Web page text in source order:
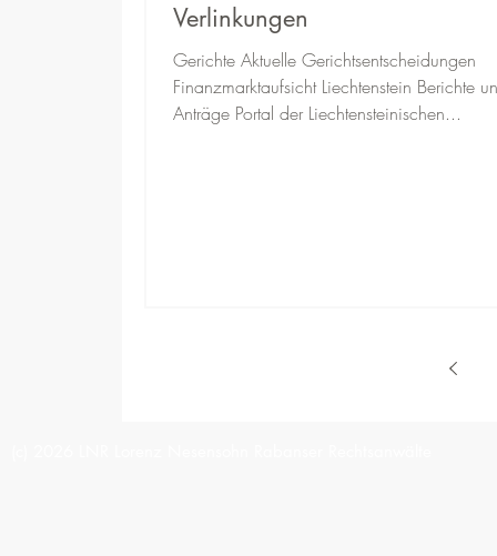
Verlinkungen
Gerichte Aktuelle Gerichtsentscheidungen
Finanzmarktaufsicht Liechtenstein Berichte
Anträge Portal der Liechtensteinischen...